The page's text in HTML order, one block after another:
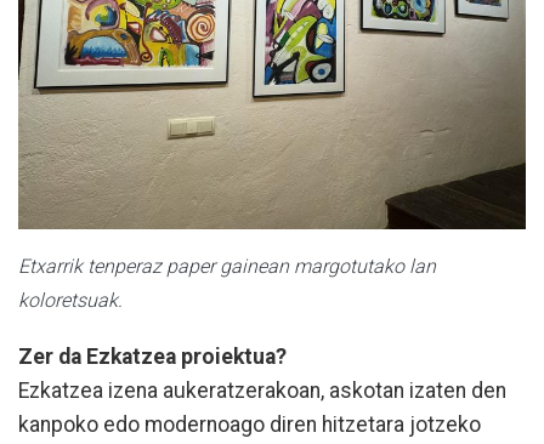
Etxarrik tenperaz paper gainean margotutako lan
koloretsuak.
Zer da Ezkatzea proiektua?
Ezkatzea izena aukeratzerakoan, askotan izaten den
kanpoko edo modernoago diren hitzetara jotzeko